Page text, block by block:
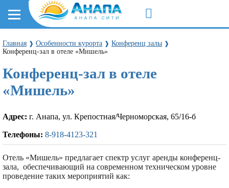
Главная ❱ Особенности курорта ❱ Конференц залы ❱
Конференц-зал в отеле «Мишель»
Конференц-зал в отеле
«Мишель»
Адрес: г. Анапа, ул. Крепостная/Черноморская, 65/16-б
Телефоны: 8-918-4123-321
Отель «Мишель» предлагает спектр услуг аренды конференц-
зала, обеспечивающий на современном техническом уровне
проведение таких мероприятий как: